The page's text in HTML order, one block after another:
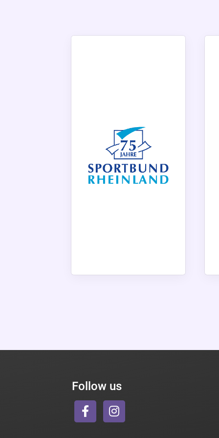
Follow us